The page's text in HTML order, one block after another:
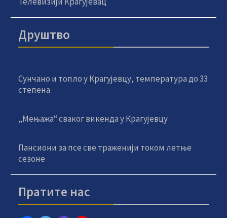
Друштво
Сунчано и топло у Крагујевцу, температура до 33
степена
„Мењажа“ сваког викенда у Крагујевцу
Пансиони за псе све траженији током летње
сезоне
Пратите нас